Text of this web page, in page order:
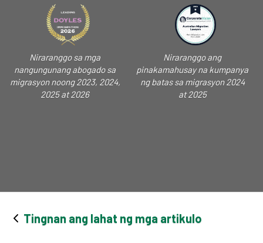
Niraranggo sa mga
nangungunang abogado sa
migrasyon noong 2023, 2024,
2025 at 2026
Niraranggo ang
pinakamahusay na kumpanya
ng batas sa migrasyon 2024
at 2025
Tingnan ang lahat ng mga artikulo